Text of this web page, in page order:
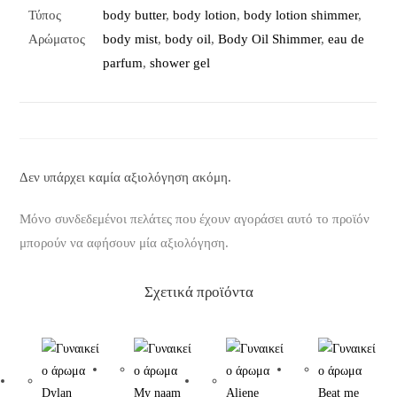
Τύπος
Αρώματος
body butter,body lotion,body lotion shimmer,
body mist,body oil,Body Oil Shimmer,eau de
parfum,shower gel
Δεν υπάρχει καμία αξιολόγηση ακόμη.
Μόνο συνδεδεμένοι πελάτες που έχουν αγοράσει αυτό το προϊόν
μπορούν να αφήσουν μία αξιολόγηση.
Σχετικά προϊόντα